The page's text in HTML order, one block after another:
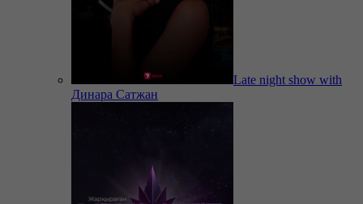
Late night show with
Динара Сатжан